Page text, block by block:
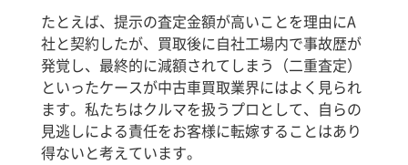
たとえば、提示の査定金額が高いことを理由にA
社と契約したが、買取後に自社工場内で事故歴が
発覚し、最終的に減額されてしまう（二重査定）
といったケースが中古車買取業界にはよく見られ
ます。私たちはクルマを扱うプロとして、自らの
見逃しによる責任をお客様に転嫁することはあり
得ないと考えています。